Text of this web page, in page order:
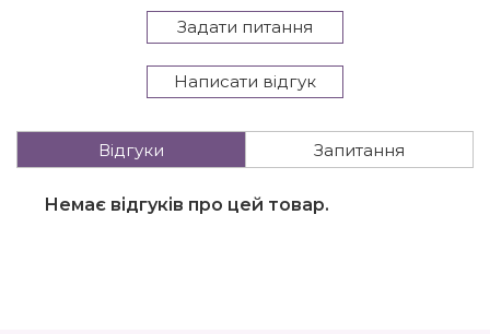
Задати питання
Написати відгук
Відгуки Запитання
Немає відгуків про цей товар.